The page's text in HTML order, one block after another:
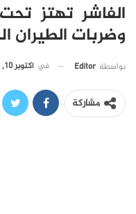
الفاشر تهتز
وضربات الطيران
بواسطة Editor في أكتوبر 10, 2025
مشاركة